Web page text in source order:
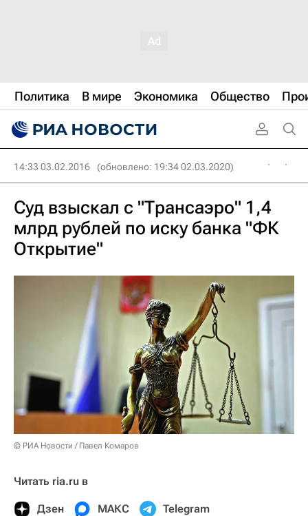
Политика В мире Экономика Общество
14:33 03.02.2016 (обновлено: 19:34 02.03.2020)
Суд взыскал с "Трансаэро" 1,4
млрд рублей по иску банка "ФК
Открытие"
© РИА Новости / Павел Комаров
Читать ria.ru в
Дзен МАКС Telegram